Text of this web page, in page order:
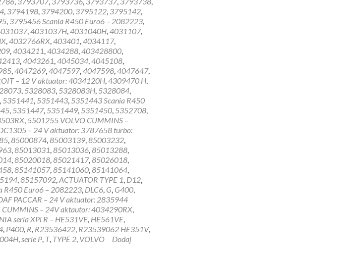
, 3794198, 3794200, 3795122, 3795142,
, 3795456 Scania R450 Euro6 – 2082223,
,4031037H,4031040H,4031107,
,4032766RX,403401,4034117,
,4034211,4034288,403428800,
,4043261,4045034,4045108,
,4047269,4047597,4047598,4047647,
– 12 V aktuator: 4034120H,4309470 H,
, 5328083, 5328083H, 5328084,
, 5351441, 5351443, 5351443 Scania R450
, 5351447, 5351449, 5351450, 5352708,
, 5501255 VOLVO CUMMINS –
– 24 V aktuator: 3787658 turbo:
,85000874,85003139,85003232,
,85013031,85013036,85013288,
,85020018,85021417,85026018,
,85141057,85141060,85141064,
,85157092,ACTUATOR TYPE 1, D12,
R450 Euro6 – 2082223, DLC6, G, G400,
PACCAR – 24 V aktuator: 2835944
CUMMINS – 24V aktautor: 4034290RX,
seria XPi R – HE531VE, HE561VE,
, P400, R, R23536422, R23539062 HE351V,
,serie P, T, TYPE 2, VOLVO
Dodaj